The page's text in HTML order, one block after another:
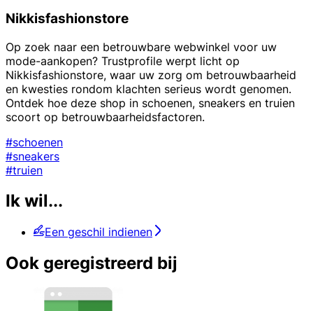
Nikkisfashionstore
Op zoek naar een betrouwbare webwinkel voor uw
mode-aankopen? Trustprofile werpt licht op
Nikkisfashionstore, waar uw zorg om betrouwbaarheid
en kwesties rondom klachten serieus wordt genomen.
Ontdek hoe deze shop in schoenen, sneakers en truien
scoort op betrouwbaarheidsfactoren.
#schoenen
#sneakers
#truien
Ik wil...
Een geschil indienen
Ook geregistreerd bij